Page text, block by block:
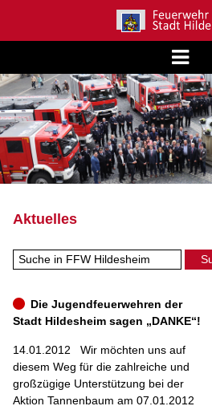
Aktuelles
Die Jugendfeuerwehren der
Stadt Hildesheim sagen „DANKE“!
14.01.2012 Wir möchten uns auf
diesem Weg für die zahlreiche und
großzügige Unterstützung bei der
Aktion Tannenbaum am 07.01.2012